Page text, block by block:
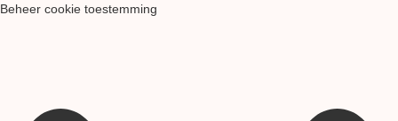
Beheer cookie toestemming